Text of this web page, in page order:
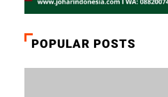
POPULAR POSTS